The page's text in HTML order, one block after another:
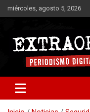
Saltar
al
miércoles, agosto 5, 2026
Extraoficial